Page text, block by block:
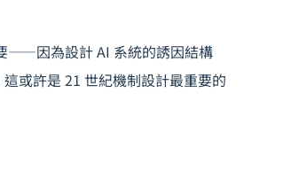
——因為設計 AI 系統的誘因結構
或許是 21 世紀機制設計最重要的